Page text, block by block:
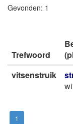
Gevonden: 1
Trefwoord
vitsenstruik
1